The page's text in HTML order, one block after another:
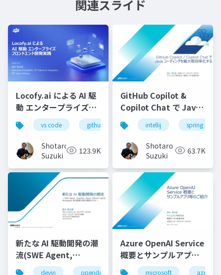
関連スライド
Locofy.ai による AI 駆
動 エンタープライズフ
ロンドエンド開発実践-
s
vs code github copilot gemini locofy.ai
Shotaro
Suzuki
123.9K
GitHub Copilot &
Copilot Chat で Java
コーディングを最大限
効率化する-配布用
intellij spring starter
Shotaro
Suzuki
63.7K
新たな AI 駆動開発の潮
流(SWE Agent,
AutoDev,Devin,
devin opendevin azure autodev
Azure OpenAI Service
概要とサンプルアプリ
等のご紹介
microsoft azure